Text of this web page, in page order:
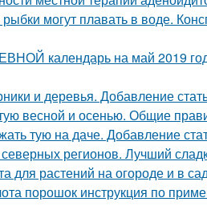
могут плавать в воде.
календарь на май 2019
и деревья. Добавление
весной и осенью. Общие
тую на даче. Добавление
регионов. Лучший
для растений на огороде и в
порошок инструкция по